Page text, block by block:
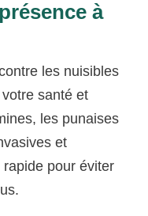
à
les nuisibles
santé et
les punaises
et
pour éviter